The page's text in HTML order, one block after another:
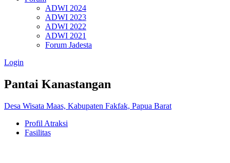
ADWI 2024
ADWI 2023
ADWI 2022
ADWI 2021
Forum Jadesta
Login
Pantai Kanastangan
Desa Wisata Maas, Kabupaten Fakfak, Papua Barat
Profil Atraksi
Fasilitas